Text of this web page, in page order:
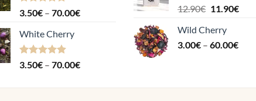
Hinnanguga
3.50€ – 70.00€Hinnavahemik:
White Cherry
Hinnanguga
3.50€ – 70.00€Hinnavahemik:
kuni
12.90€ Algne
oli:
12.90€.
11.90€
Wild Cherry
3.00€ – 60.00€